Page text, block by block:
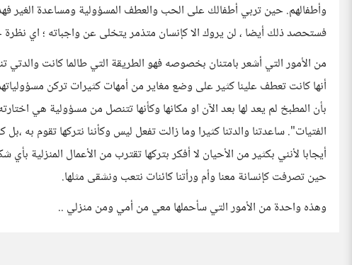
وأطفالهم. حين تربي أطفالك على الحب والعطف المسؤولية ومساعدة الغير
فستحصد ذلك أيضا ، لن يروك الا كإنسان متذمر يتخلى عن واجباته ؛ اي نظرة
من الأمور التي أشعر بامتنان بخصوصه فهو الطريقة التي طالما كانت
أنها كانت تعطف علينا كثير على وضع مغاير من أمهات كثيرات تركن
بأن المطبخ لم يعد لها بعد الآن او مكانها وكأنها تتنصل من مسؤولية هي
الفتيات". ساعدتنا والدتنا كثيرا وما زالت تفعل ليس وكأننا نتركها تقوم به
أيجابا لأنني بكثير من الأحيان لا أفكر بتركها تقترب من الأعمال المنزلية
حين تصرفت كإنسانة معنا وأم ورأتنا كائنات نتعب ونشقى مثلها.
وهذه واحدة من الأمور التي سأحملها معي من أمي ومن منزلي ..